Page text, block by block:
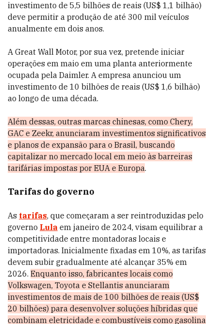
investimento de 5,5 bilhões de reais (US$ 1,1 bilhão)
deve permitir a produção de até 300 mil veículos
anualmente em dois anos.
A Great Wall Motor, por sua vez, pretende iniciar
operações em maio em uma planta anteriormente
ocupada pela Daimler. A empresa anunciou um
investimento de 10 bilhões de reais (US$ 1,6 bilhão)
ao longo de uma década.
Além dessas, outras marcas chinesas, como Chery,
GAC e Zeekr, anunciaram investimentos significativos
e planos de expansão para o Brasil, buscando
capitalizar no mercado local em meio às barreiras
tarifárias impostas por EUA e Europa.
Tarifas do governo
As tarifas, que começaram a ser reintroduzidas pelo
governo Lula em janeiro de 2024, visam equilibrar a
competitividade entre montadoras locais e
importadoras. Inicialmente fixadas em 10%, as tarifas
devem subir gradualmente até alcançar 35% em
2026. Enquanto isso, fabricantes locais como
Volkswagen, Toyota e Stellantis anunciaram
investimentos de mais de 100 bilhões de reais (US$
20 bilhões) para desenvolver soluções híbridas que
combinam eletricidade e combustíveis como gasolina